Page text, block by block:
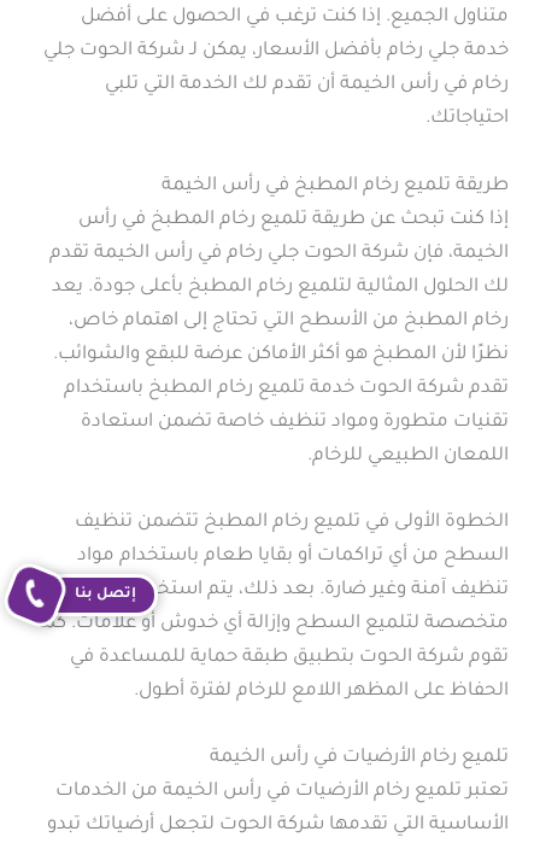
متناول الجميع. إذا كنت ترغب في الحصول على أفضل
خدمة جلي رخام بأفضل الأسعار، يمكن لـ شركة الحوت جلي
رخام في رأس الخيمة أن تقدم لك الخدمة التي تلبي
احتياجاتك.
طريقة تلميع رخام المطبخ في رأس الخيمة
إذا كنت تبحث عن طريقة تلميع رخام المطبخ في رأس
الخيمة، فإن شركة الحوت جلي رخام في رأس الخيمة تقدم
لك الحلول المثالية لتلميع رخام المطبخ بأعلى جودة. يعد
رخام المطبخ من الأسطح التي تحتاج إلى اهتمام خاص،
نظرًا لأن المطبخ هو أكثر الأماكن عرضة للبقع والشوائب.
تقدم شركة الحوت خدمة تلميع رخام المطبخ باستخدام
تقنيات متطورة ومواد تنظيف خاصة تضمن استعادة
اللمعان الطبيعي للرخام.
الخطوة الأولى في تلميع رخام المطبخ تتضمن تنظيف
السطح من أي تراكمات أو بقايا طعام باستخدام مواد
تنظيف آمنة وغير ضارة. بعد ذلك، يتم استخدام أدوات
متخصصة لتلميع السطح وإزالة أي خدوش أو علامات. كما
تقوم شركة الحوت بتطبيق طبقة حماية للمساعدة في
الحفاظ على المظهر اللامع للرخام لفترة أطول.
تلميع رخام الأرضيات في رأس الخيمة
تعتبر تلميع رخام الأرضيات في رأس الخيمة من الخدمات
الأساسية التي تقدمها شركة الحوت لتجعل أرضياتك تبدو
إتصل بنا